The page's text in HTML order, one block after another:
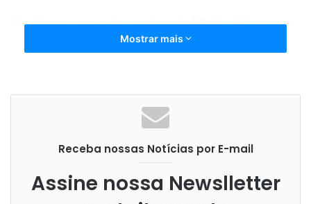
Nos últimos anos, a Starrett investiu R$ 45 milhões para a
ampliação da fábrica de Itu, no interior de São Paulo. Com
bimetálicas e serras de fita carbono no Brasil, ampliando
seu quadro de funcionários em 31%, gerando mais de 160
novos empregos diretos e indiretos.
Mostrar mais
Receba nossas Notícias por E-mail
Assine nossa Newslletter